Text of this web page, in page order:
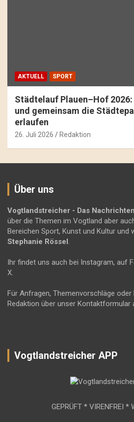
AKTUELL SPORT
Städtelauf Plauen–Hof
und gemeinsam die
erlaufen
26. Juli 2026 Redaktion
Über uns
Vogtlandstreicher - Das
über die Themen im Vogtland aber
Bereichen Sport, Kunst und Kultur und
Stephanie Rössel.
Ihr findet uns auch bei Instagram, auf
X.
Für Anfragen, Themenvorschläge oder
Redaktion über unser Kontaktformular
Vogtlandstreicher APP
GEPRÜFT * VIRENFREI *